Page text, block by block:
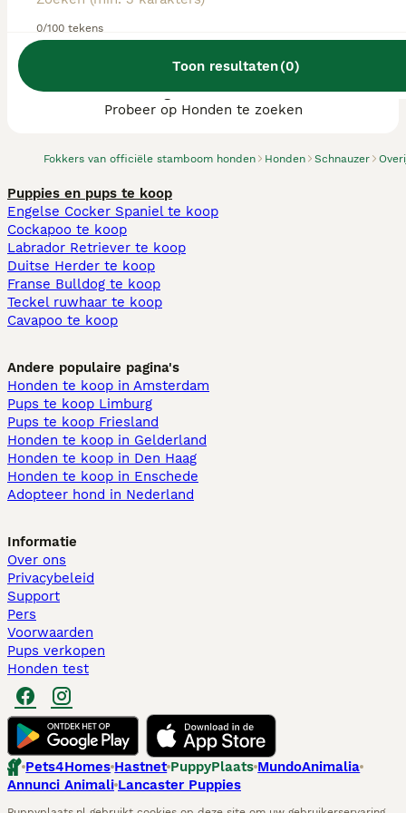
0/100 tekens
Toon resultaten(0)
Fokkers van officiële stamboom honden Honden Schnauzer
We hebben 0 Schnauzer fokkers, Losser
gevonden.
Probeer op Honden te zoeken
Puppies en pups te koop
Engelse Cocker Spaniel te koop
Cockapoo te koop
Labrador Retriever te koop
Duitse Herder te koop
Franse Bulldog te koop
Teckel ruwhaar te koop
Cavapoo te koop
Andere populaire pagina's
Honden te koop in Amsterdam
Pups te koop Limburg​
Pups te koop Friesland​
Honden te koop in Gelderland
Honden te koop in Den Haag
Honden te koop in Enschede
Adopteer hond in Nederland
Informatie
Over ons
Privacybeleid
Support
Pers
Voorwaarden
Pups verkopen
Honden test
Pets4Homes Hastnet PuppyPlaats MundoAnimalia
Annunci Animali Lancaster Puppies